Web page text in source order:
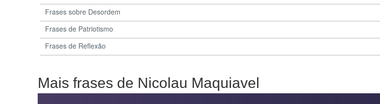
Frases sobre Desordem
Frases de Patriotismo
Frases de Reflexão
Mais frases de Nicolau Maquiavel